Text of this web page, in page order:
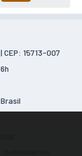
15713-007